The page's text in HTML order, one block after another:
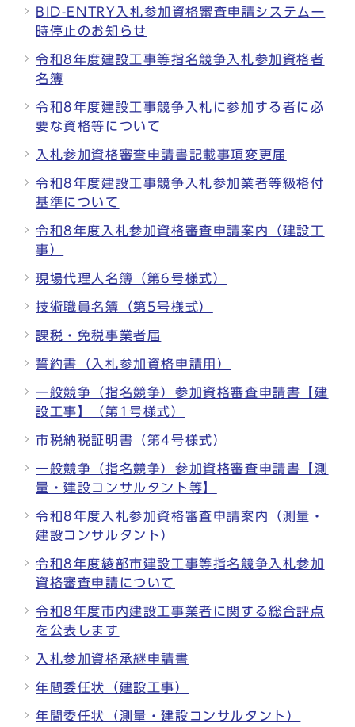
BID-ENTRY入札参加資格審査申請システム一
時停止のお知らせ
令和8年度建設工事等指名競争入札参加資格者
名簿
令和8年度建設工事競争入札に参加する者に必
要な資格等について
入札参加資格審査申請書記載事項変更届
令和8年度建設工事競争入札参加業者等級格付
基準について
令和8年度入札参加資格審査申請案内（建設工
事）
現場代理人名簿（第6号様式）
技術職員名簿（第5号様式）
課税・免税事業者届
誓約書（入札参加資格申請用）
一般競争（指名競争）参加資格審査申請書【建
設工事】（第1号様式）
市税納税証明書（第4号様式）
一般競争（指名競争）参加資格審査申請書【測
量・建設コンサルタント等】
令和8年度入札参加資格審査申請案内（測量・
建設コンサルタント）
令和8年度綾部市建設工事等指名競争入札参加
資格審査申請について
令和8年度市内建設工事業者に関する総合評点
を公表します
入札参加資格承継申請書
年間委任状（建設工事）
年間委任状（測量・建設コンサルタント）